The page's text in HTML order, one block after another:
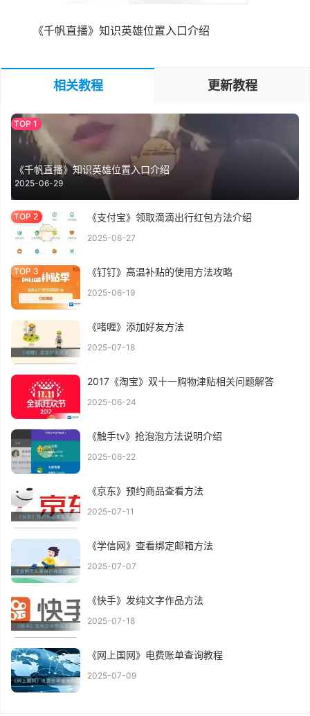
《千帆直播》知识英雄位置入口介绍
相关教程 更新教程
《千帆直播》知识英雄位置入口介绍
2025-06-29
《支付宝》领取滴滴出行红包方法介绍
2025-06-27
《钉钉》高温补贴的使用方法攻略
2025-06-19
《啫喱》添加好友方法
2025-07-18
2017《淘宝》双十一购物津贴相关问题解答
2025-06-24
《触手tv》抢泡泡方法说明介绍
2025-06-22
《京东》预约商品查看方法
2025-07-11
《学信网》查看绑定邮箱方法
2025-07-07
《快手》发纯文字作品方法
2025-07-18
《网上国网》电费账单查询教程
2025-07-09